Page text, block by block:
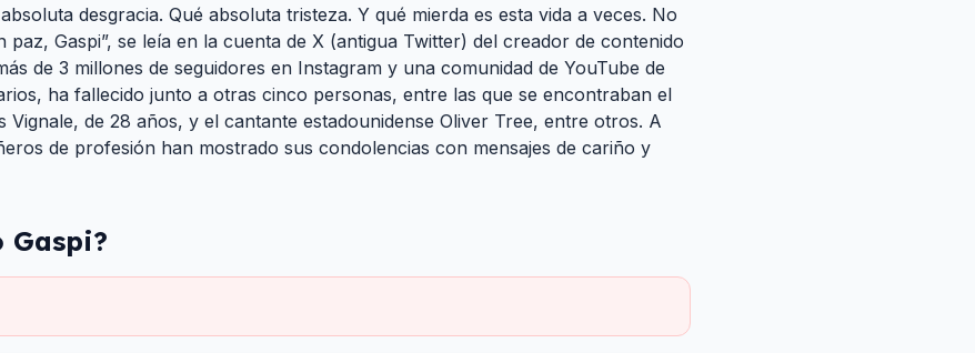
absoluta desgracia. Qué absoluta tristeza. Y qué mierda es esta vida a veces. No
paz, Gaspi”, se leía en la cuenta de X (antigua Twitter) del creador de contenido
de 3 millones de seguidores en Instagram y una comunidad de YouTube de
ha fallecido junto a otras cinco personas, entre las que se encontraban el
Vignale, de 28 años, y el cantante estadounidense Oliver Tree, entre otros. A
de profesión han mostrado sus condolencias con mensajes de cariño y
Gaspi?